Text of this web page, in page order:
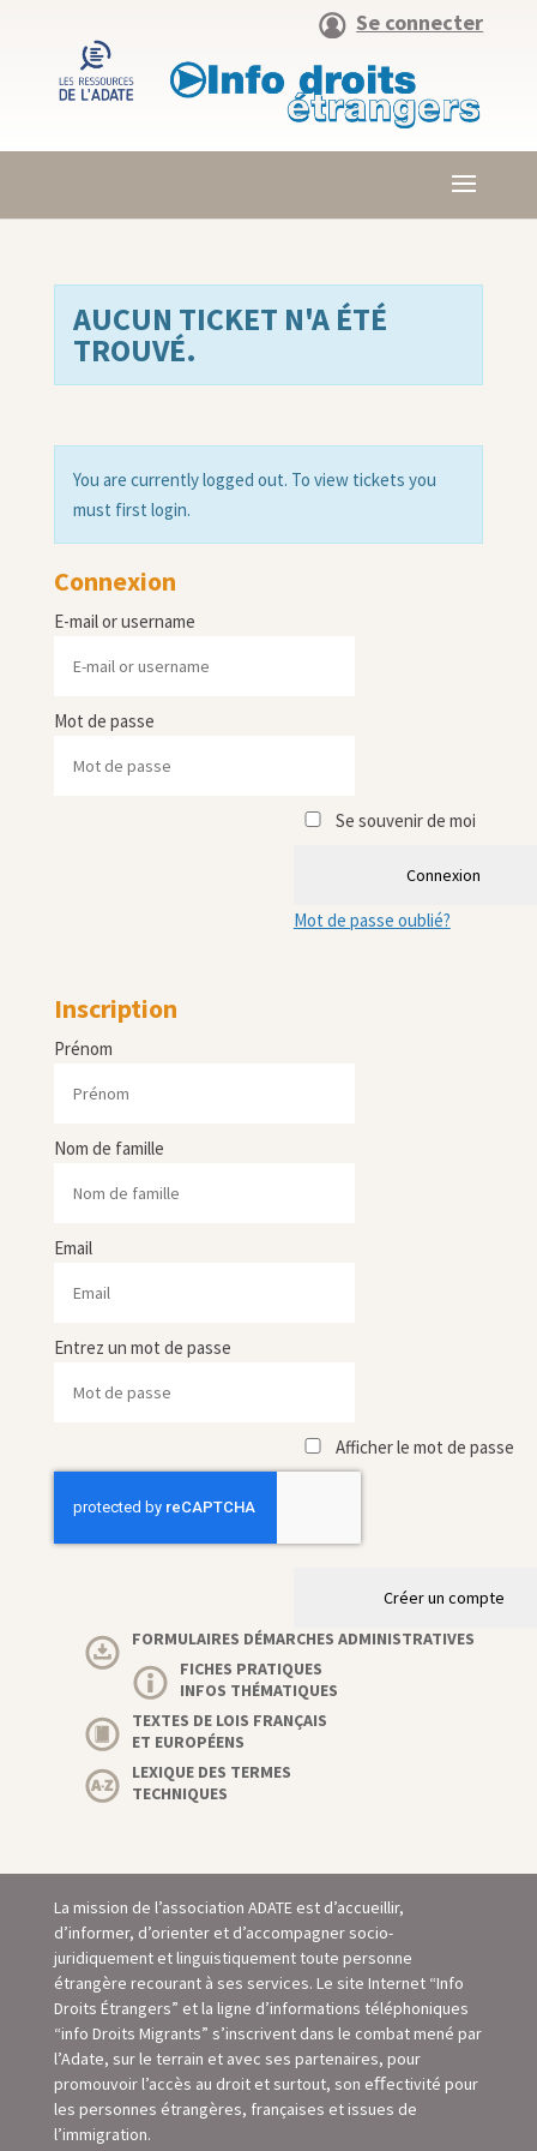
Se connecter
AUCUN TICKET N'A ÉTÉ
TROUVÉ.
You are currently logged out. To view tickets you
must first login.
Connexion
E-mail or username
Mot de passe
Se souvenir de moi
Connexion
Mot de passe oublié?
Inscription
Prénom
Nom de famille
Email
Entrez un mot de passe
Afficher le mot de passe
Créer un compte
FORMULAIRES DÉMARCHES ADMINISTRATIVES
FICHES PRATIQUES
INFOS THÉMATIQUES
TEXTES DE LOIS FRANÇAIS
ET EUROPÉENS
LEXIQUE DES TERMES
TECHNIQUES
La mission de l’association ADATE est d’accueillir,
d’informer, d’orienter et d’accompagner socio-
juridiquement et linguistiquement toute personne
étrangère recourant à ses services. Le site Internet “Info
Droits Étrangers” et la ligne d’informations téléphoniques
“info Droits Migrants” s’inscrivent dans le combat mené par
l’Adate, sur le terrain et avec ses partenaires, pour
promouvoir l’accès au droit et surtout, son eﬀectivité pour
les personnes étrangères, françaises et issues de
l’immigration.